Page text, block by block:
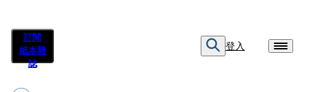
訂閱
紙本雜
誌
登入